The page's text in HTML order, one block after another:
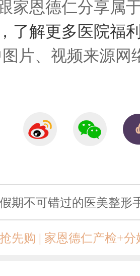
恩德仁分享属于
了解更多医院福
、视频来源网
假期不可错过的医美整
先购 | 家恩德仁产检+